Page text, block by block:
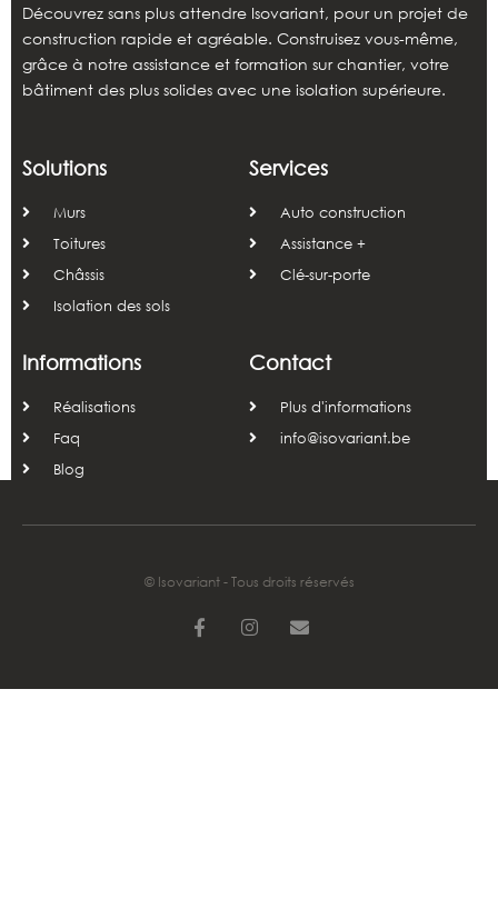
Découvrez sans plus attendre Isovariant, pour un projet de
construction rapide et agréable. Construisez vous-même,
grâce à notre assistance et formation sur chantier, votre
bâtiment des plus solides avec une isolation supérieure.
Solutions
Murs
Toitures
Châssis
Isolation des sols
Services
Auto construction
Assistance +
Clé-sur-porte
Informations
Réalisations
Faq
Blog
Contact
Plus d'informations
info@isovariant.be
© Isovariant - Tous droits réservés